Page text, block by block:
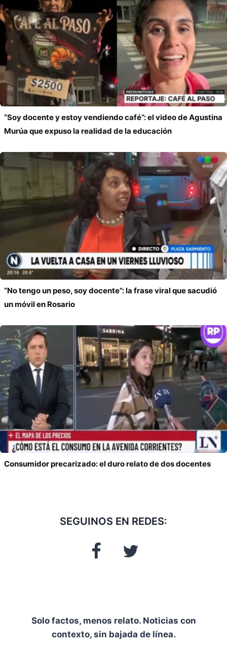
“Soy docente y estoy vendiendo café”: el video de Agustina
Murúa que expuso la realidad de la educación
“No tengo un peso, soy docente”: la frase viral que sacudió
un móvil en Rosario
Consumidor precarizado: el duro relato de dos docentes
SEGUINOS EN REDES:
Solo factos, menos relato. Noticias con
contexto, sin bajada de línea.